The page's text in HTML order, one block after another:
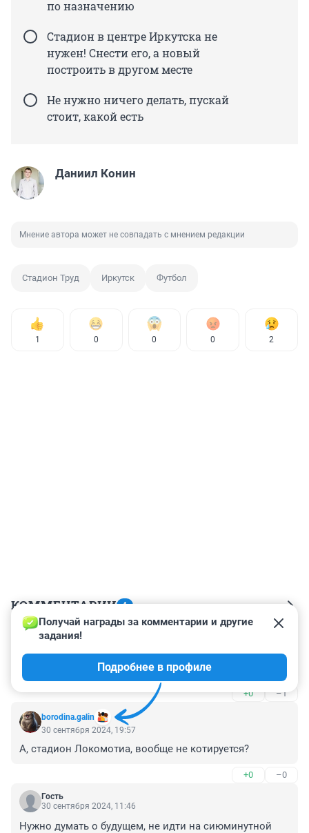
по назначению
Стадион в центре Иркутска не
нужен! Снести его, а новый
построить в другом месте
Не нужно ничего делать, пускай
стоит, какой есть
Даниил Конин
Мнение автора может не совпадать с мнением редакции
Стадион Труд Иркутск Футбол
1 0 0 0 2
КОММЕНТАРИИ 4
Гость
А у нас в Иркутске и концертного зала нет.
+0 –1
borodina.galin
Получай награды за комментарии и другие
задания!
Подробнее в профиле
30 сентября 2024, 19:57
А, стадион Локомотиа, вообще не котируется?
+0 –0
Гость
30 сентября 2024, 11:46
Нужно думать о будущем, не идти на сиюминутной